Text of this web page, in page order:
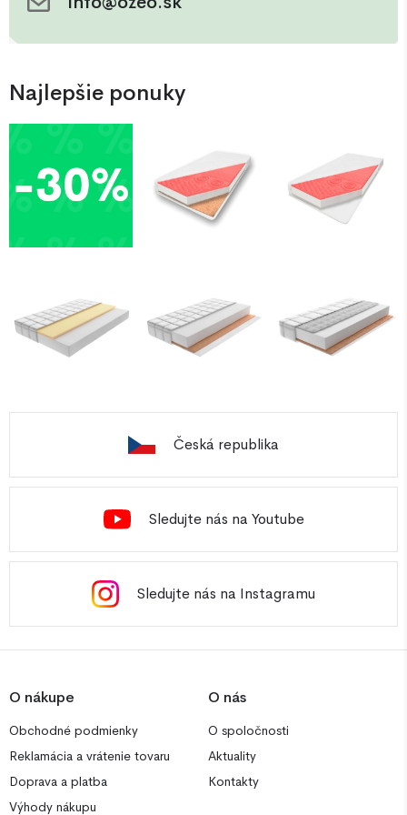
Najlepšie ponuky
Česká republika
Sledujte nás na Youtube
Sledujte nás na Instagramu
O nákupe
Obchodné podmienky
Reklamácia a vrátenie tovaru
Doprava a platba
Výhody nákupu
O nás
O spoločnosti
Aktuality
Kontakty